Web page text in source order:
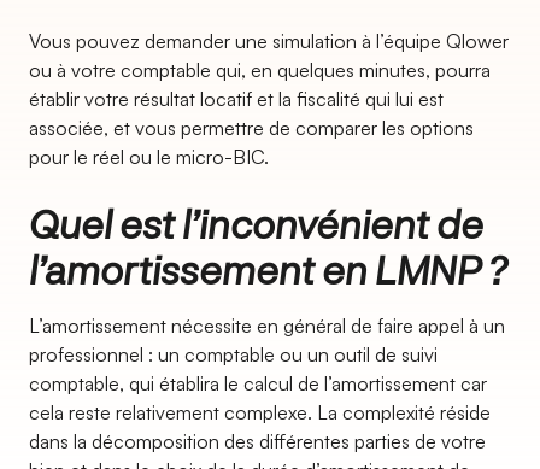
Vous pouvez demander une simulation à l’équipe Qlower
ou à votre comptable qui, en quelques minutes, pourra
établir votre résultat locatif et la fiscalité qui lui est
associée, et vous permettre de comparer les options
pour le réel ou le micro-BIC.
Quel est l’inconvénient de
l’amortissement en LMNP ?
L’amortissement nécessite en général de faire appel à un
professionnel : un comptable ou un outil de suivi
comptable, qui établira le calcul de l’amortissement car
cela reste relativement complexe. La complexité réside
dans la décomposition des différentes parties de votre